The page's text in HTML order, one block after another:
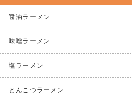
醤油ラーメン
味噌ラーメン
塩ラーメン
とんこつラーメン